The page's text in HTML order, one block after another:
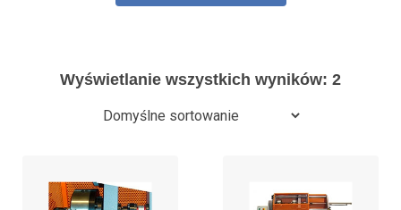
Wyświetlanie wszystkich wyników: 2